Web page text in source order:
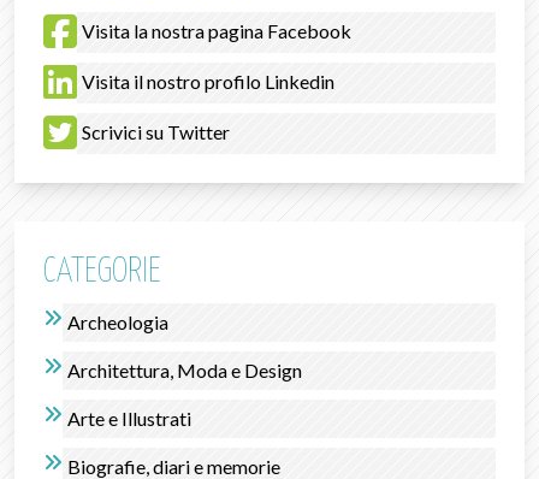
Visita la nostra pagina Facebook
Visita il nostro profilo Linkedin
Scrivici su Twitter
CATEGORIE
Archeologia
Architettura, Moda e Design
Arte e Illustrati
Biografie, diari e memorie